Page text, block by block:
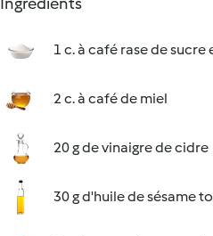
1 c. à café rase de sucre
2 c. à café de miel
20 g de vinaigre de cidre
30 g d'huile de sésame